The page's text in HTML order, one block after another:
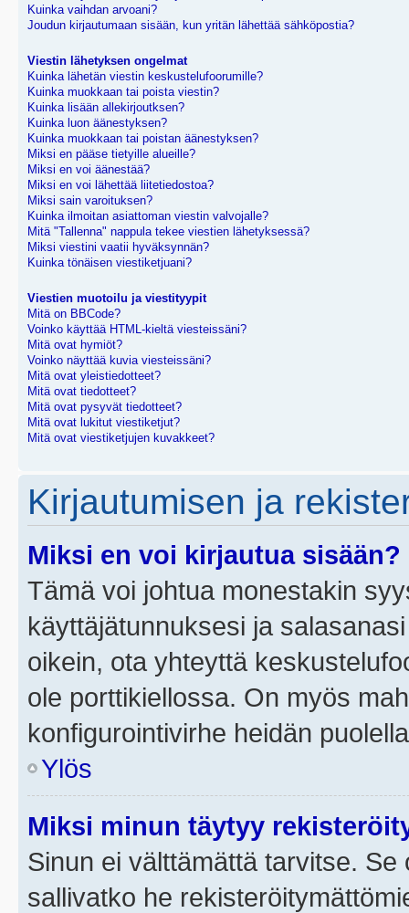
Kuinka vaihdan arvoani?
Joudun kirjautumaan sisään, kun yritän lähettää sähköpostia?
Viestin lähetyksen ongelmat
Kuinka lähetän viestin keskustelufoorumille?
Kuinka muokkaan tai poista viestin?
Kuinka lisään allekirjoutksen?
Kuinka luon äänestyksen?
Kuinka muokkaan tai poistan äänestyksen?
Miksi en pääse tietyille alueille?
Miksi en voi äänestää?
Miksi en voi lähettää liitetiedostoa?
Miksi sain varoituksen?
Kuinka ilmoitan asiattoman viestin valvojalle?
Mitä "Tallenna" nappula tekee viestien lähetyksessä?
Miksi viestini vaatii hyväksynnän?
Kuinka tönäisen viestiketjuani?
Viestien muotoilu ja viestityypit
Mitä on BBCode?
Voinko käyttää HTML-kieltä viesteissäni?
Mitä ovat hymiöt?
Voinko näyttää kuvia viesteissäni?
Mitä ovat yleistiedotteet?
Mitä ovat tiedotteet?
Mitä ovat pysyvät tiedotteet?
Mitä ovat lukitut viestiketjut?
Mitä ovat viestiketjujen kuvakkeet?
Kirjautumisen ja
Miksi en voi kirjautua sisään?
Tämä voi johtua monestakin
käyttäjätunnuksesi ja
oikein, ota yhteyttä
ole porttikiellossa. On myös
konfigurointivirhe heidän
Ylös
Miksi minun täytyy
Sinun ei välttämättä tarvitse.
sallivatko he